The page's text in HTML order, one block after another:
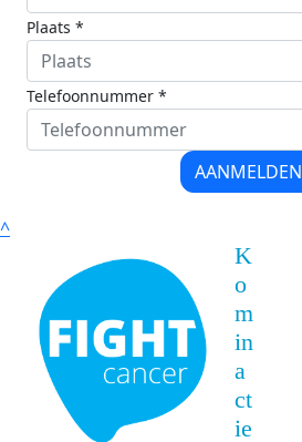
Plaats *
Telefoonnummer *
AANMELDEN
^
K
o
m
in
a
ct
ie